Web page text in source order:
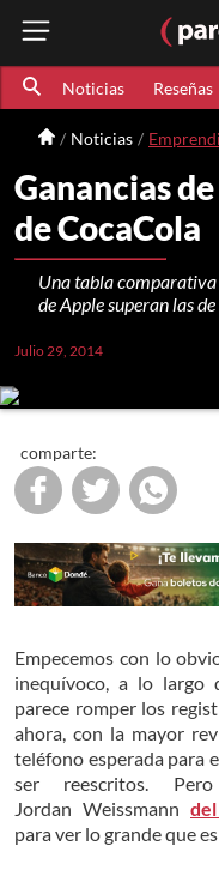
Noticias Reseñas
Noticias
Ganancias
de CocaCola
Una tabla comparativa
de Apple superan las
Julio 29, 2014
comparte:
Empecemos con lo
inequívoco, a lo largo
parece romper los
ahora, con la mayor
teléfono esperada para
ser reescritos.
Jordan Weissmann
para ver lo grande que